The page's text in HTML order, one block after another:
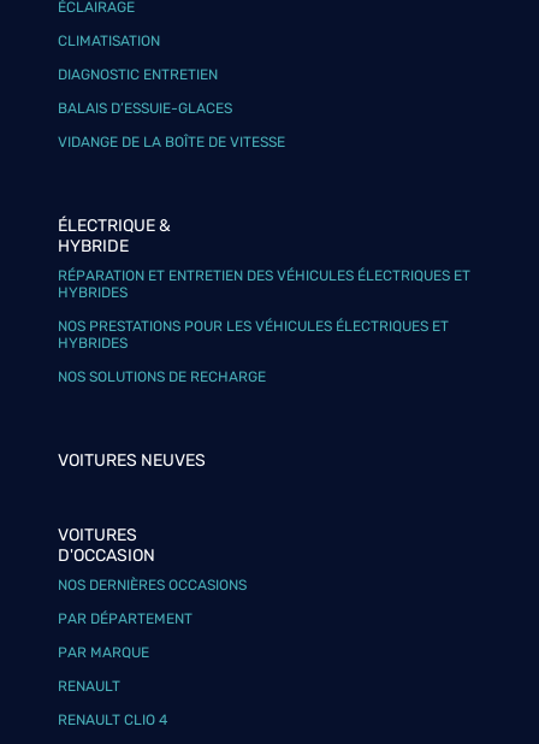
ÉCLAIRAGE
CLIMATISATION
DIAGNOSTIC ENTRETIEN
BALAIS D’ESSUIE-GLACES
VIDANGE DE LA BOÎTE DE VITESSE
ÉLECTRIQUE &
HYBRIDE
RÉPARATION ET ENTRETIEN DES VÉHICULES ÉLECTRIQUES ET
HYBRIDES
NOS PRESTATIONS POUR LES VÉHICULES ÉLECTRIQUES ET
HYBRIDES
NOS SOLUTIONS DE RECHARGE
VOITURES NEUVES
VOITURES
D'OCCASION
NOS DERNIÈRES OCCASIONS
PAR DÉPARTEMENT
PAR MARQUE
RENAULT
RENAULT CLIO 4